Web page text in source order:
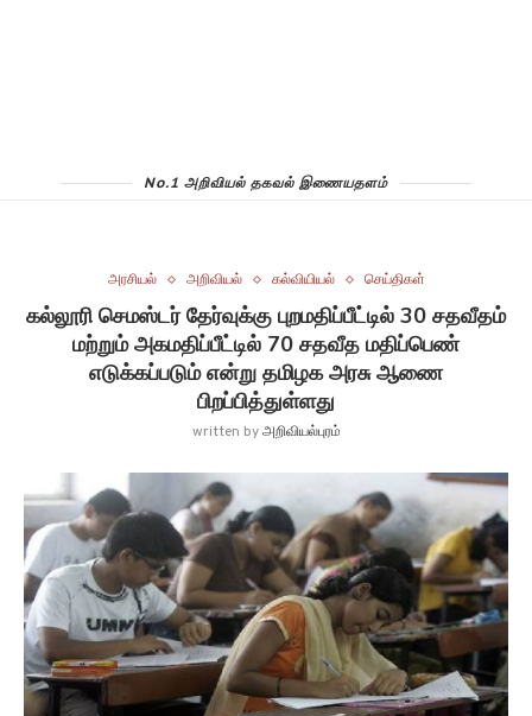
No.1 அறிவியல் தகவல் இணையதளம்
அரசியல் அறிவியல் கல்வியியல் செய்திகள்
கல்லூரி செமஸ்டர் தேர்வுக்கு புறமதிப்பீட்டில் 30 சதவீதம்
மற்றும் அகமதிப்பீட்டில் 70 சதவீத மதிப்பெண்
எடுக்கப்படும் என்று தமிழக அரசு ஆணை
பிறப்பித்துள்ளது
written byஅறிவியல்புரம்